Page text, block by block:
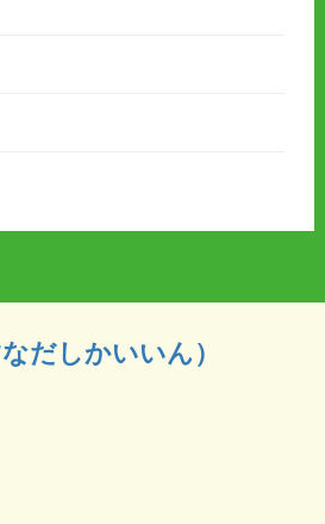
だしかいいん）